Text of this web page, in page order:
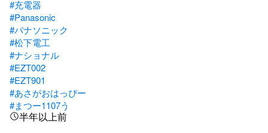
#充電器
#Panasonic
#パナソニック
#松下電工
#ナショナル
#EZT002
#EZT901
#あさがおはっぴー
#まつー1107う
半年以上前